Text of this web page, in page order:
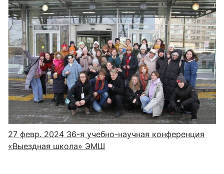
27 февр. 2024 36-я учебно-научная конференция
«Выездная школа» ЭМШ